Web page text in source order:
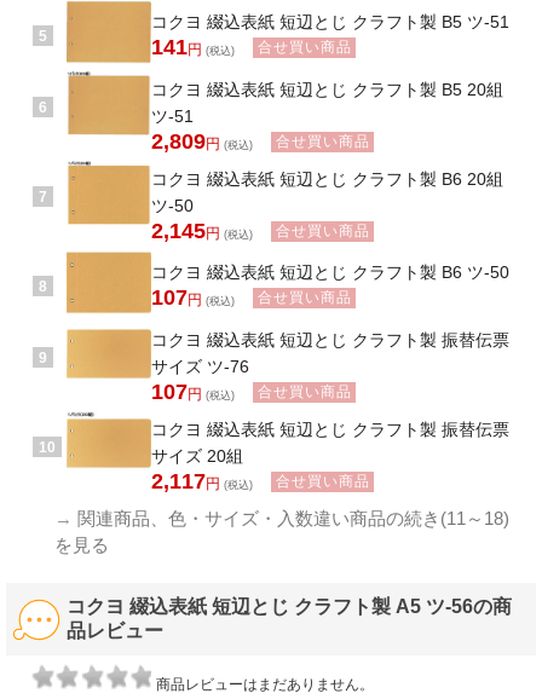
5
コクヨ 綴込表紙 短辺とじ クラフト製 B5 ツ-51
141円 (税込) 合せ買い商品
6
コクヨ 綴込表紙 短辺とじ クラフト製 B5 20組
ツ-51
2,809円 (税込) 合せ買い商品
7
コクヨ 綴込表紙 短辺とじ クラフト製 B6 20組
ツ-50
2,145円 (税込) 合せ買い商品
8
コクヨ 綴込表紙 短辺とじ クラフト製 B6 ツ-50
107円 (税込) 合せ買い商品
9
コクヨ 綴込表紙 短辺とじ クラフト製 振替伝票
サイズ ツ-76
107円 (税込) 合せ買い商品
10
コクヨ 綴込表紙 短辺とじ クラフト製 振替伝票
サイズ 20組
2,117円 (税込) 合せ買い商品
→ 関連商品、色・サイズ・入数違い商品の続き(11～18)
を見る
コクヨ 綴込表紙 短辺とじ クラフト製 A5 ツ-56の商
品レビュー
商品レビューはまだありません。